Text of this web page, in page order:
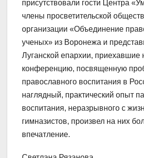
присутствовали гости Центра
члены просветительской
организации «Объединение
ученых» из Воронежа и
Луганской епархии, приехавшие
конференцию, посвященную
православного воспитания в
наглядный, практический опыт
воспитания, неразрывного с
гимназистов, произвел на них
впечатление.